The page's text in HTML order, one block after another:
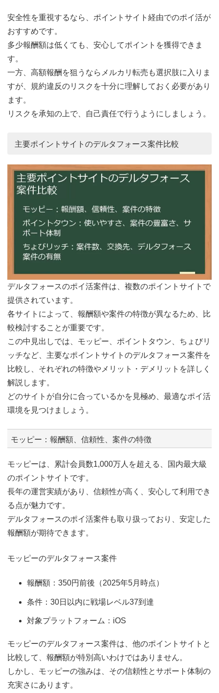
安全性を重視するなら、ポイントサイト経由でのポイ活が
おすすめです。
多少報酬額は低くても、安心してポイントを獲得できま
す。
一方、高額報酬を狙うならメルカリ転売も選択肢に入りま
すが、規約違反のリスクを十分に理解しておく必要があり
ます。
リスクを承知の上で、自己責任で行うようにしましょう。
主要ポイントサイトのデルタフォース案件比較
デルタフォースのポイ活案件は、複数のポイントサイトで
提供されています。
各サイトによって、報酬額や案件の特徴が異なるため、比
較検討することが重要です。
この中見出しでは、モッピー、ポイントタウン、ちょびリ
ッチなど、主要なポイントサイトのデルタフォース案件を
比較し、それぞれの特徴やメリット・デメリットを詳しく
解説します。
どのサイトが自分に合っているかを見極め、最適なポイ活
環境を見つけましょう。
モッピー：報酬額、信頼性、案件の特徴
モッピーは、累計会員数1,000万人を超える、国内最大級
のポイントサイトです。
長年の運営実績があり、信頼性が高く、安心して利用でき
る点が魅力です。
デルタフォースのポイ活案件も取り扱っており、安定した
報酬額が期待できます。
モッピーのデルタフォース案件
報酬額：350円前後（2025年5月時点）
条件：30日以内に戦場レベル37到達
対象プラットフォーム：iOS
モッピーのデルタフォース案件は、他のポイントサイトと
比較して、報酬額が特別高いわけではありません。
しかし、モッピーの強みは、その信頼性とサポート体制の
充実さにあります。